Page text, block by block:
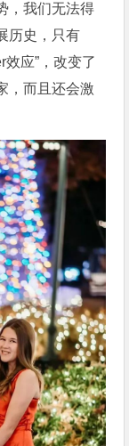
，我们无法得
历史，只有
应”，改变了
，而且还会激